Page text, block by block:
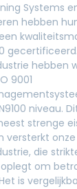
Systems
hebben
hebben
9001
niveau.
strenge
versterkt
die
om
is